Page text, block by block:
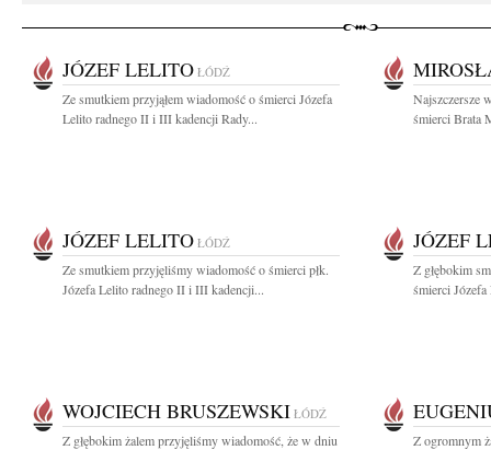
JÓZEF LELITO ŁÓDŹ
Ze smutkiem przyjąłem wiadomość o śmierci Józefa
Lelito radnego II i III kadencji Rady...
Najszczersze
śmierci Brata
JÓZEF LELITO ŁÓDŹ
Ze smutkiem przyjęliśmy wiadomość o śmierci płk.
Józefa Lelito radnego II i III kadencji...
JÓZEF
Z głębokim
śmierci
WOJCIECH BRUSZEWSKI ŁÓDŹ
Z głębokim żalem przyjęliśmy wiadomość, że w dniu
Z ogromnym